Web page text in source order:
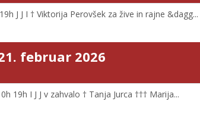
J J I † Viktorija Perovšek za žive in rajne &dagg...
februar 2026
19h I J J v zahvalo † Tanja Jurca ††† Marija...